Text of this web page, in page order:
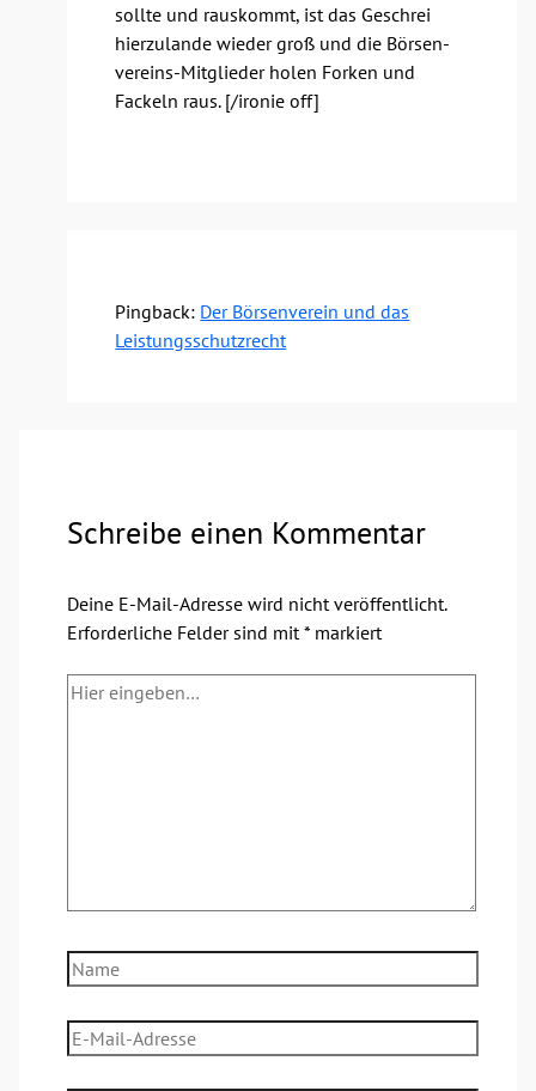
soll­te und raus­kommt, ist das Geschrei
hier­zu­lan­de wie­der groß und die Bör­sen­
ver­eins-Mit­glie­der holen For­ken und
Fackeln raus. [/​ironie off]
Pingback: Der Börsenverein und das
Leistungsschutzrecht
Schreibe einen Kommentar
Deine E-Mail-Adresse wird nicht veröffentlicht.
Erforderliche Felder sind mit* markiert
Hier
Name
E-
Mail-